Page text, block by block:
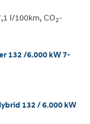
l/100km, CO2-
132 /6.000 kW 7-
132 / 6.000 kW